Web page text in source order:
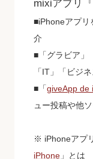
mixiアプリ『
■iPhoneアプリ
介
■「グラビア」
「IT」「ビジ
■「giveApp de
ュー投稿や他
※ iPhoneアプ
iPhone 」とは